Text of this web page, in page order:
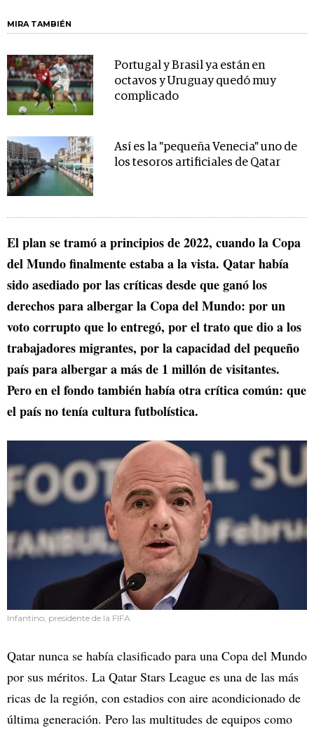
MIRA TAMBIÉN
Portugal y Brasil ya están en
octavos y Uruguay quedó muy
complicado
Así es la "pequeña Venecia" uno de
los tesoros artificiales de Qatar
El plan se tramó a principios de 2022, cuando la Copa
del Mundo finalmente estaba a la vista. Qatar había
sido asediado por las críticas desde que ganó los
derechos para albergar la Copa del Mundo: por un
voto corrupto que lo entregó, por el trato que dio a los
trabajadores migrantes, por la capacidad del pequeño
país para albergar a más de 1 millón de visitantes.
Pero en el fondo también había otra crítica común: que
el país no tenía cultura futbolística.
Infantino, presidente de la FIFA
Qatar nunca se había clasificado para una Copa del Mundo
por sus méritos. La Qatar Stars League es una de las más
ricas de la región, con estadios con aire acondicionado de
última generación. Pero las multitudes de equipos como